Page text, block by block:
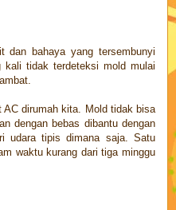
dan bahaya yang tersembunyi
tidak terdeteksi mold mulai
AC dirumah kita. Mold tidak bisa
dengan bebas dibantu dengan
udara tipis dimana saja. Satu
waktu kurang dari tiga minggu